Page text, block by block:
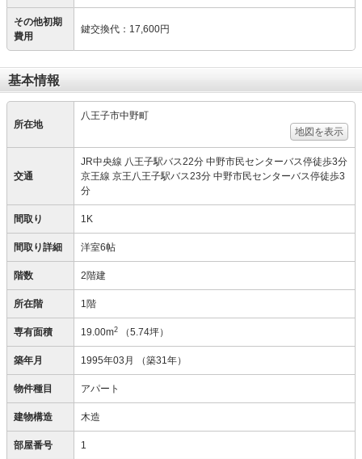
その他初期
費用
鍵交換代 ： 17,600円
基本情報
所在地
八王子市中野町
地図を表示
交通
JR中央線 八王子駅バス22分 中野市民センターバス停徒歩3分
京王線 京王八王子駅バス23分 中野市民センターバス停徒歩3
分
間取り 1K
間取り詳細 洋室6帖
階数 2階建
所在階 1階
専有面積 19.00m2 （5.74坪）
築年月 1995年03月 （築31年）
物件種目 アパート
建物構造 木造
部屋番号 1